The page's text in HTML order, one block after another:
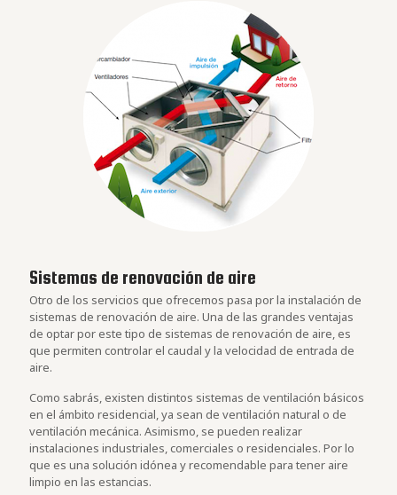
Sistemas de renovación de aire
Otro de los servicios que ofrecemos pasa por la instalación de
sistemas de renovación de aire. Una de las grandes ventajas
de optar por este tipo de sistemas de renovación de aire, es
que permiten controlar el caudal y la velocidad de entrada de
aire.
Como sabrás, existen distintos sistemas de ventilación básicos
en el ámbito residencial, ya sean de ventilación natural o de
ventilación mecánica. Asimismo, se pueden realizar
instalaciones industriales, comerciales o residenciales. Por lo
que es una solución idónea y recomendable para tener aire
limpio en las estancias.